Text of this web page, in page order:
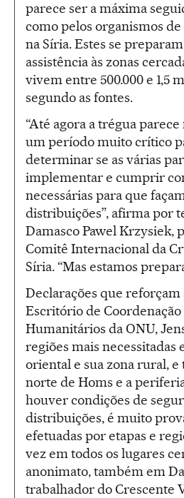
parece ser a máxima
como pelos organismos
na Síria. Estes se
assistência às zonas
vivem entre 500.000 e 1,5
segundo as fontes.
“Até agora a trégua
um período muito crítico
determinar se as várias
implementar e cumprir
necessárias para que
distribuições”, afirma por
Damasco Pawel Krzysiek,
Comitê Internacional da
Síria. “Mas estamos
Declarações que reforçam
Escritório de
Humanitários da ONU,
regiões mais necessitadas
oriental e sua zona rural,
norte de Homs e a
houver condições de
distribuições, é muito
efetuadas por etapas e
vez em todos os lugares
anonimato, também em
trabalhador do Crescente